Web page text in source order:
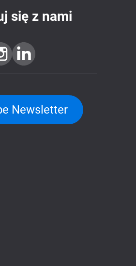
się z nami
Newsletter